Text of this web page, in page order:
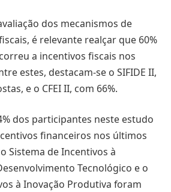
dos mecanismos de
é relevante realçar que 60%
a incentivos fiscais nos
estes, destacam-se o SIFIDE II,
e o CFEI II, com 66%.
dos participantes neste estudo
financeiros nos últimos
Sistema de Incentivos à
Tecnológico e o
à Inovação Produtiva foram